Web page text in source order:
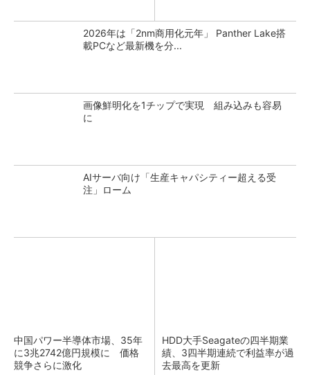
2026年は「2nm商用化元年」 Panther Lake搭
載PCなど最新機を分...
画像鮮明化を1チップで実現 組み込みも容易
に
AIサーバ向け「生産キャパシティー超える受
注」ローム
中国パワー半導体市場、35年
に3兆2742億円規模に 価格
競争さらに激化
HDD大手Seagateの四半期業
績、3四半期連続で利益率が過
去最高を更新